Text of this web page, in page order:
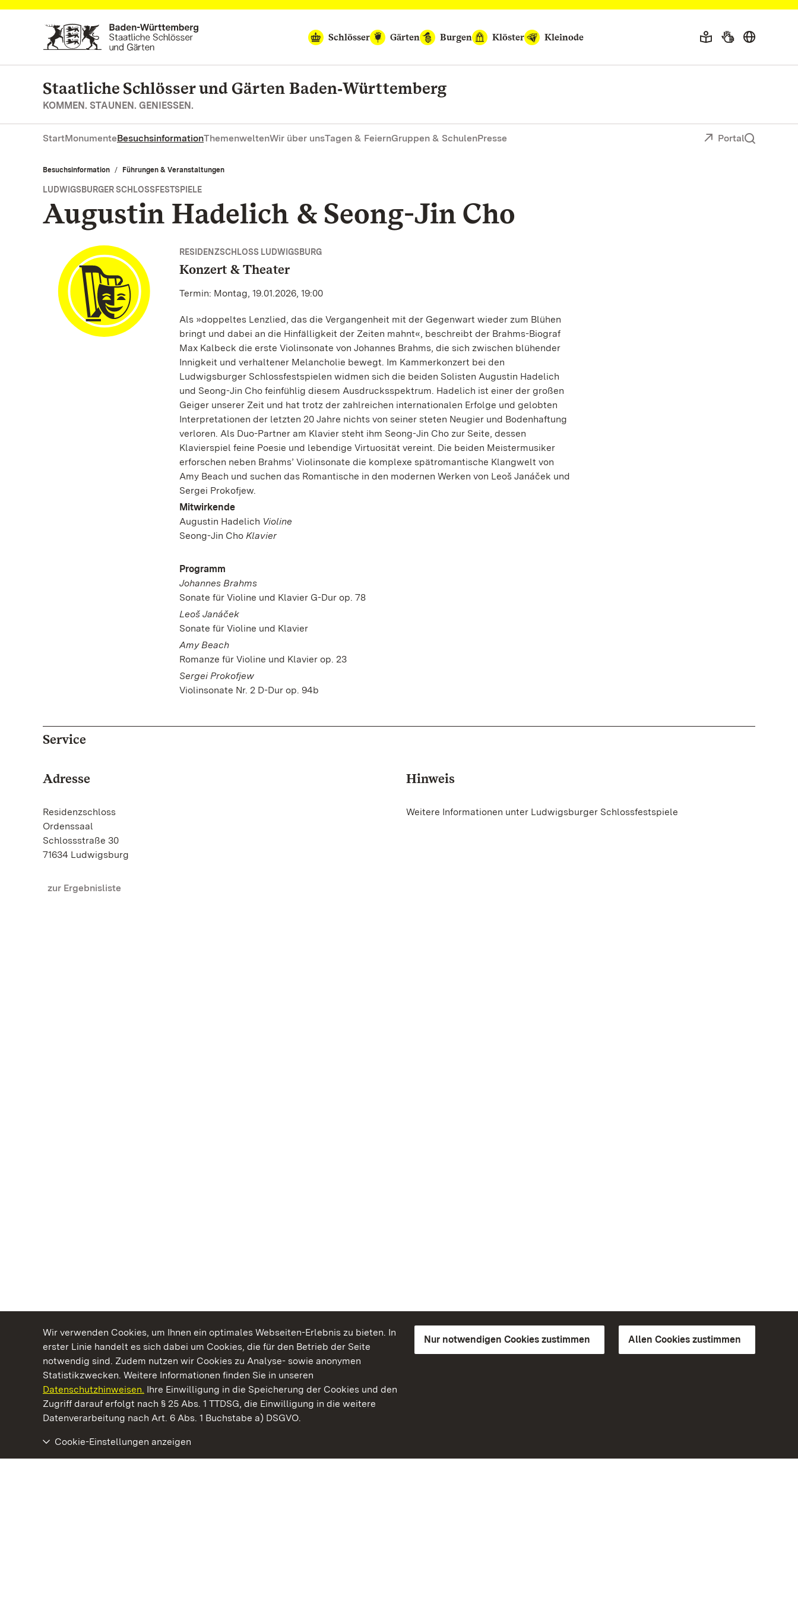
Wir verwenden Cookies, um Ihnen ein optimales Webseiten-Erlebnis zu bieten. In
erster Linie handelt es sich dabei um Cookies, die für den Betrieb der Seite
notwendig sind. Zudem nutzen wir Cookies zu Analyse- sowie anonymen
Statistikzwecken. Weitere Informationen finden Sie in unseren
Datenschutzhinweisen. Ihre Einwilligung in die Speicherung der Cookies und den
Zugriff darauf erfolgt nach § 25 Abs. 1 TTDSG, die Einwilligung in die weitere
Datenverarbeitung nach Art. 6 Abs. 1 Buchstabe a) DSGVO.
Nur notwendigen Cookies zustimmen Allen Cookies zustimmen
Cookie-Einstellungen anzeigen
Zum Hauptinhalt springen
Schlösser
Gärten Burgen Klöster Kleinode
Staatliche Schlösser und Gärten Baden‑Württemberg
KOMMEN. STAUNEN. GENIESSEN.
StartMonumenteBesuchsinformationThemenweltenWir über unsTagen & FeiernGruppen & SchulenPresse Portal
Besuchsinformation Führungen & Veranstaltungen
LUDWIGSBURGER SCHLOSSFESTSPIELE
Augustin Hadelich & Seong-Jin Cho
RESIDENZSCHLOSS LUDWIGSBURG
Konzert & Theater
Termin: Montag, 19.01.2026, 19:00
Als »doppeltes Lenzlied, das die Vergangenheit mit der Gegenwart wieder zum Blühen
bringt und dabei an die Hinfälligkeit der Zeiten mahnt«, beschreibt der Brahms-Biograf
Max Kalbeck die erste Violinsonate von Johannes Brahms, die sich zwischen blühender
Innigkeit und verhaltener Melancholie bewegt. Im Kammerkonzert bei den
Ludwigsburger Schlossfestspielen widmen sich die beiden Solisten Augustin Hadelich
und Seong-Jin Cho feinfühlig diesem Ausdrucksspektrum. Hadelich ist einer der großen
Geiger unserer Zeit und hat trotz der zahlreichen internationalen Erfolge und gelobten
Interpretationen der letzten 20 Jahre nichts von seiner steten Neugier und Bodenhaftung
verloren. Als Duo-Partner am Klavier steht ihm Seong-Jin Cho zur Seite, dessen
Klavierspiel feine Poesie und lebendige Virtuosität vereint. Die beiden Meistermusiker
erforschen neben Brahms’ Violinsonate die komplexe spätromantische Klangwelt von
Amy Beach und suchen das Romantische in den modernen Werken von Leoš Janáček und
Sergei Prokofjew.
Mitwirkende
Augustin Hadelich Violine
Seong-Jin Cho Klavier
Programm
Johannes Brahms
Sonate für Violine und Klavier G-Dur op. 78
Leoš Janáček
Sonate für Violine und Klavier
Amy Beach
Romanze für Violine und Klavier op. 23
Sergei Prokofjew
Violinsonate Nr. 2 D-Dur op. 94b
Service
Adresse
Residenzschloss
Ordenssaal
Schlossstraße 30
71634 Ludwigsburg
Hinweis
Weitere Informationen unter Ludwigsburger Schlossfestspiele
zur Ergebnisliste
Kommen. Staunen. Genießen.